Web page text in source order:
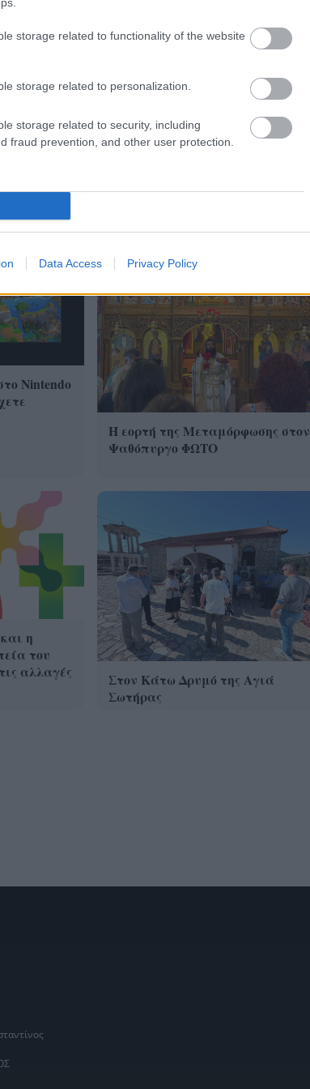
storage related to functionality of the website
storage related to personalization.
storage related to security, including
fraud prevention, and other user protection.
Data Access Privacy Policy
Nintendo
Η εορτή της Μεταμόρφωσης στον
Ψαθόπυργο ΦΩΤΟ
η
του
αλλαγές
Στον Κάτω Δρυμό της Αγιά
Σωτήρας